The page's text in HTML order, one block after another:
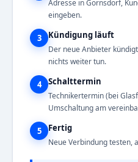
Adresse in Gornsdorf,
eingeben.
3 Kündigung läuft
Der neue Anbieter
nichts weiter tun.
4 Schalttermin
Technikertermin (bei
Umschaltung am
5 Fertig
Neue Verbindung testen,